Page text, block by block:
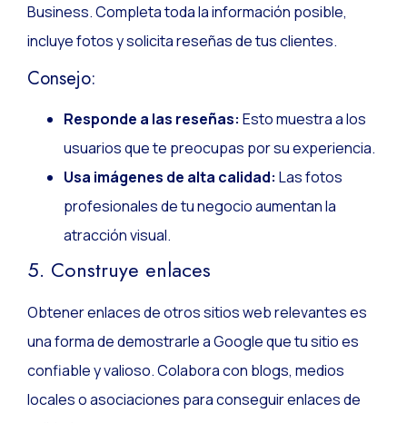
Business. Completa toda la información posible,
incluye fotos y solicita reseñas de tus clientes.
Consejo:
Responde a las reseñas: Esto muestra a los
usuarios que te preocupas por su experiencia.
Usa imágenes de alta calidad: Las fotos
profesionales de tu negocio aumentan la
atracción visual.
5. Construye enlaces
Obtener enlaces de otros sitios web relevantes es
una forma de demostrarle a Google que tu sitio es
confiable y valioso. Colabora con blogs, medios
locales o asociaciones para conseguir enlaces de